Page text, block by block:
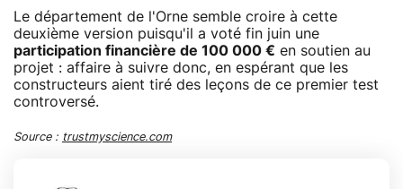
Le département de l'Orne semble croire à cette
deuxième version puisqu'il a voté fin juin une
participation financière de 100 000 € en soutien au
projet : affaire à suivre donc, en espérant que les
constructeurs aient tiré des leçons de ce premier test
controversé.
Source : trustmyscience.com